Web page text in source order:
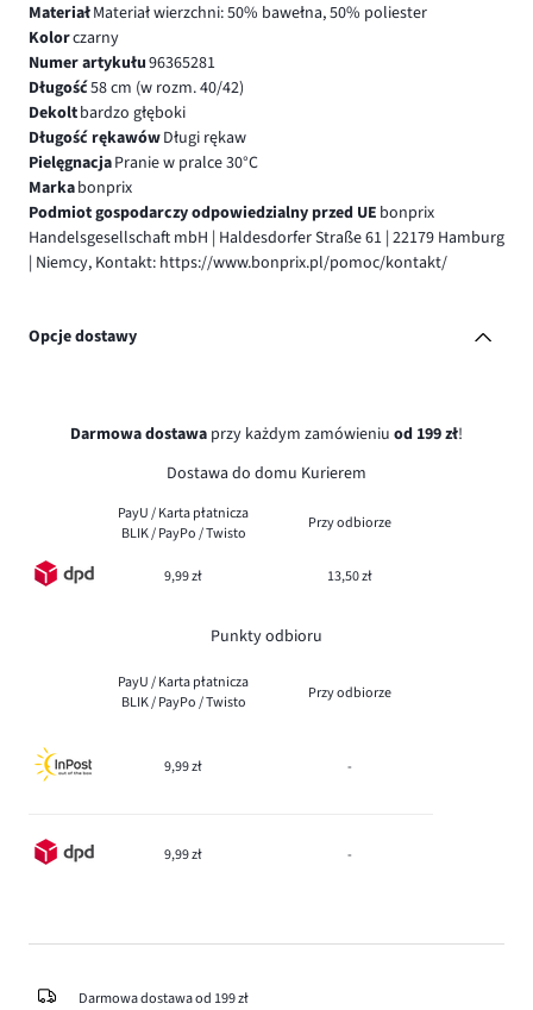
MateriałMateriał wierzchni: 50% bawełna, 50% poliester
Kolorczarny
Numer artykułu96365281
Długość58 cm (w rozm. 40/42)
Dekoltbardzo głęboki
Długość rękawówDługi rękaw
PielęgnacjaPranie w pralce 30°C
Markabonprix
Podmiot gospodarczy odpowiedzialny przed UE bonprix
Handelsgesellschaft mbH | Haldesdorfer Straße 61 | 22179 Hamburg
| Niemcy, Kontakt: https://www.bonprix.pl/pomoc/kontakt/
Opcje dostawy
Darmowa dostawa przy każdym zamówieniu od 199 zł!
Dostawa do domu Kurierem
PayU / Karta płatnicza
BLIK / PayPo / Twisto
Przy odbiorze
9,99 zł 13,50 zł
Punkty odbioru
PayU / Karta płatnicza
BLIK / PayPo / Twisto
Przy odbiorze
9,99 zł -
9,99 zł -
Darmowa dostawa od 199 zł